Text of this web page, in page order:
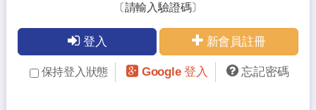
〔請輸入驗證碼〕
登入 新會員註冊
保持登入狀態 Google 登入 忘記密碼